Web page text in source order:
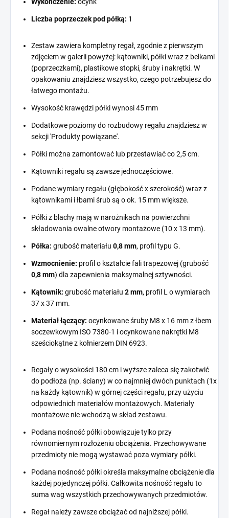
Liczba poprzeczek pod półką: 1
Zestaw zawiera kompletny regał, zgodnie z pierwszym
zdjęciem w galerii powyżej: kątowniki, półki wraz z belkami
(poprzeczkami), plastikowe stopki, śruby i nakrętki. W
opakowaniu znajdziesz wszystko, czego potrzebujesz do
łatwego montażu.
Wysokość krawędzi półki wynosi 45 mm
Dodatkowe poziomy do rozbudowy regału znajdziesz w
sekcji 'Produkty powiązane'.
Półki można zamontować lub przestawiać co 2,5 cm.
Kątowniki regału są zawsze jednoczęściowe.
Podane wymiary regału (głębokość x szerokość) wraz z
kątownikami i łbami śrub są o ok. 15 mm większe.
Półki z blachy mają w narożnikach na powierzchni
składowania owalne otwory montażowe (10 x 13 mm).
Półka: grubość materiału 0,8 mm, profil typu G.
Wzmocnienie: profil o kształcie fali trapezowej (grubość
0,8 mm) dla zapewnienia maksymalnej sztywności.
Kątownik: grubość materiału 2 mm, profil L o wymiarach
37 x 37 mm.
Materiał łączący: ocynkowane śruby M8 x 16 mm z łbem
soczewkowym ISO 7380-1 i ocynkowane nakrętki M8
sześciokątne z kołnierzem DIN 6923.
Regały o wysokości 180 cm i wyższe zaleca się zakotwić
do podłoża (np. ściany) w co najmniej dwóch punktach (1x
na każdy kątownik) w górnej części regału, przy użyciu
odpowiednich materiałów montażowych. Materiały
montażowe nie wchodzą w skład zestawu.
Podana nośność półki obowiązuje tylko przy
równomiernym rozłożeniu obciążenia. Przechowywane
przedmioty nie mogą wystawać poza wymiary półki.
Podana nośność półki określa maksymalne obciążenie dla
każdej pojedynczej półki. Całkowita nośność regału to
suma wag wszystkich przechowywanych przedmiotów.
Regał należy zawsze obciążać od najniższej półki.